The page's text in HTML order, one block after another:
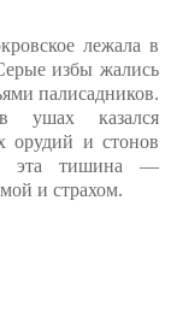
лежала в
избы жались
палисадников.
ушах казался
орудий и стонов
эта тишина —
и страхом.